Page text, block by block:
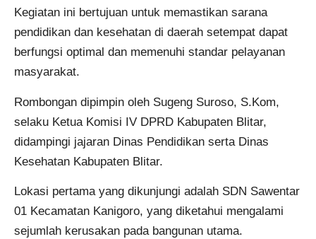
Kegiatan ini bertujuan untuk memastikan sarana
pendidikan dan kesehatan di daerah setempat dapat
berfungsi optimal dan memenuhi standar pelayanan
masyarakat.
Rombongan dipimpin oleh Sugeng Suroso, S.Kom,
selaku Ketua Komisi IV DPRD Kabupaten Blitar,
didampingi jajaran Dinas Pendidikan serta Dinas
Kesehatan Kabupaten Blitar.
Lokasi pertama yang dikunjungi adalah SDN Sawentar
01 Kecamatan Kanigoro, yang diketahui mengalami
sejumlah kerusakan pada bangunan utama.